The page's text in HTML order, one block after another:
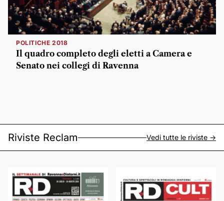
POLITICHE 2018
Il quadro completo degli eletti a Camera e
Senato nei collegi di Ravenna
Riviste Reclam Vedi tutte le riviste ->